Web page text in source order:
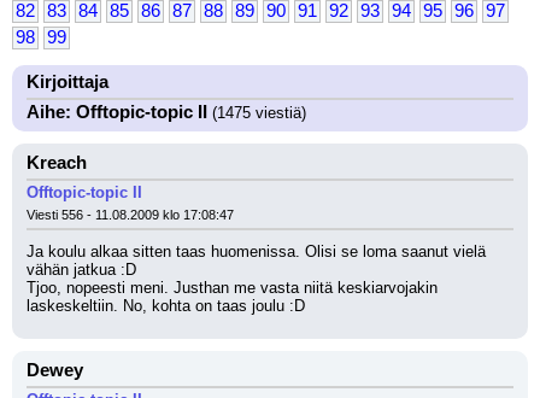
82
83 84 85 86 87 88 89 90 91 92 93 94 95 96
97
98
99
Kirjoittaja
Aihe: Offtopic-topic II
(1475 viestiä)
Kreach
Offtopic-topic II
Viesti 556 - 11.08.2009 klo 17:08:47
Ja koulu alkaa sitten taas huomenissa. Olisi se loma saanut vielä
vähän jatkua :D
Tjoo, nopeesti meni. Justhan me vasta niitä keskiarvojakin
laskeskeltiin. No, kohta on taas joulu :D
Dewey